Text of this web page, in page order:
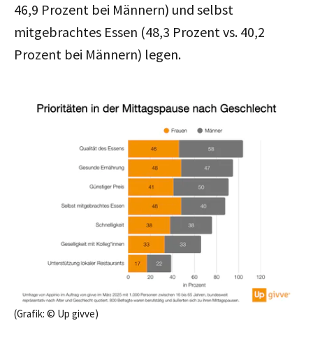
46,9 Prozent bei Männern) und selbst
mitgebrachtes Essen (48,3 Prozent vs. 40,2
Prozent bei Männern) legen.
(Grafik: © Up givve)